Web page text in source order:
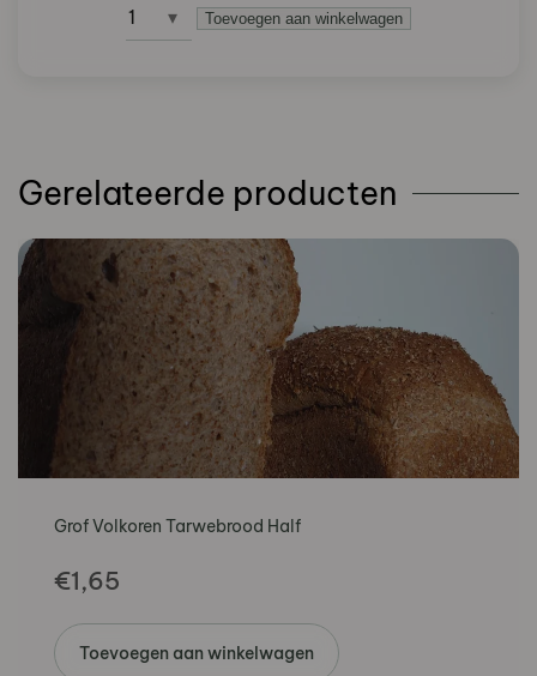
Appel
Toevoegen aan winkelwagen
Gerelateerde producten
Grof Volkoren Tarwebrood Half
€1,65
Toevoegen aan winkelwagen